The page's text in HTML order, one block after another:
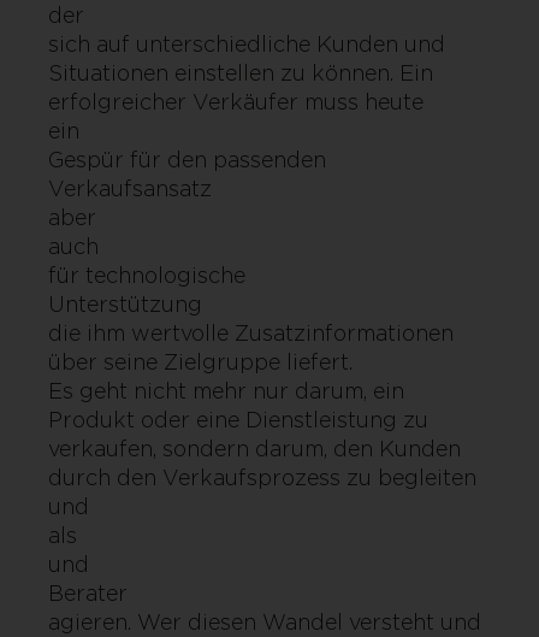
der
sich auf unterschiedliche Kunden und
Situationen einstellen zu können. Ein
erfolgreicher Verkäufer muss heute
ein
Gespür für den passenden
aber
auch
für technologische
die ihm wertvolle Zusatzinformationen
über seine Zielgruppe liefert.
Es geht nicht mehr nur darum, ein
Produkt oder eine Dienstleistung zu
verkaufen, sondern darum, den Kunden
durch den Verkaufsprozess zu begleiten
und
als
und
Berater
agieren. Wer diesen Wandel versteht und